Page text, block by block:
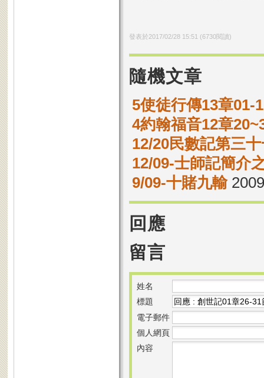
發表於2017/02/28 15:51 (6730閱讀)
隨機文章
5使徒行傳13章01-
4約翰福音12章
12/20民數記第三
12/09-士師記簡介
9/09-十賭九輸
回應
留言
姓名
標題
電子郵件
個人網頁
內容